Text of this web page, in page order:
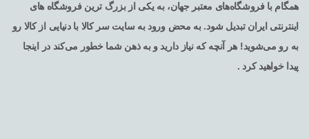
همگام با فروشگاه‌های معتبر جهان، به یکی از بزرگ ترین فروشگاه های
اینترنتی ایران تبدیل شود. به محض ورود به سایت سر کالا با دنیایی از کالا رو
به رو می‌شوید! هر آنچه که نیاز دارید و به ذهن شما خطور می‌کند در اینجا
پیدا خواهید کرد .